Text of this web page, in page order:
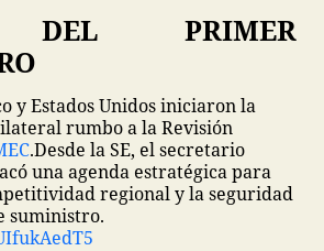
DEL PRIMER
Estados Unidos iniciaron la
rumbo a la Revisión
.Desde la SE, el secretario
una agenda estratégica para
regional y la seguridad
suministro.